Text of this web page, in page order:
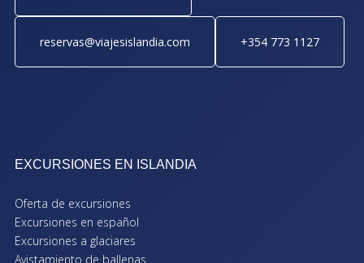
reservas@viajesislandia.com +354 773 1127
EXCURSIONES EN ISLANDIA
Oferta de excursiones
Excursiones en español
Excursiones a glaciares
Avistamiento de ballenas